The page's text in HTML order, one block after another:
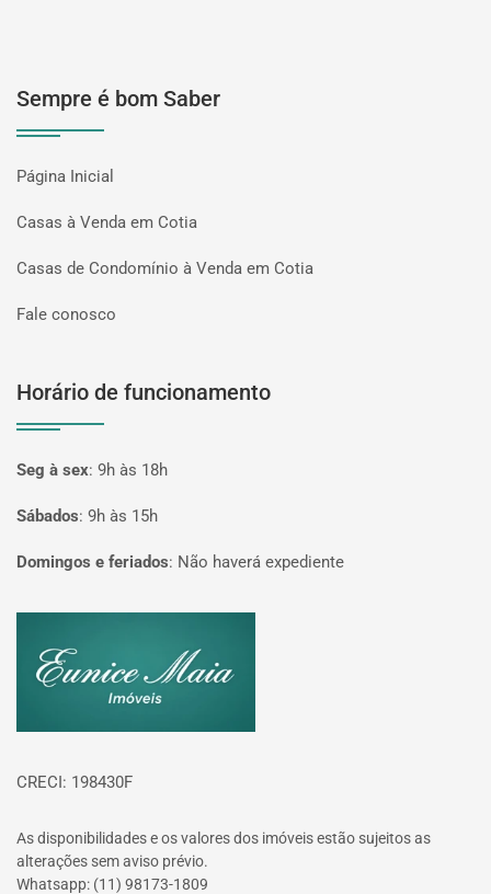
Sempre é bom Saber
Página Inicial
Casas à Venda em Cotia
Casas de Condomínio à Venda em Cotia
Fale conosco
Horário de funcionamento
Seg à sex: 9h às 18h
Sábados: 9h às 15h
Domingos e feriados: Não haverá expediente
CRECI: 198430F
As disponibilidades e os valores dos imóveis estão sujeitos as
alterações sem aviso prévio.
Whatsapp: (11) 98173-1809